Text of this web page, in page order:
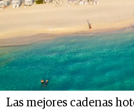
Las mejores cadenas